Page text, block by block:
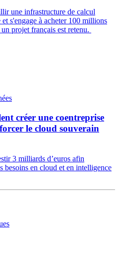
une infrastructure de calcul
s'engage à acheter 100 millions
projet français est retenu.
créer une coentreprise
le cloud souverain
3 milliards d’euros afin
besoins en cloud et en intelligence